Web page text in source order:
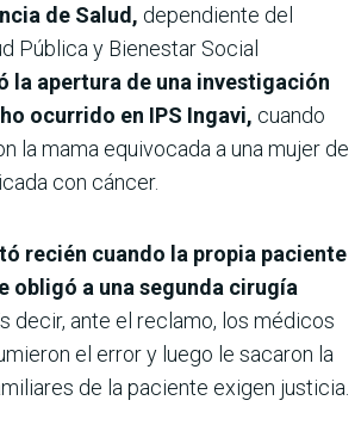
de Salud, dependiente del
Pública y Bienestar Social
la apertura de una investigación
ocurrido en IPS Ingavi, cuando
la mama equivocada a una mujer de
con cáncer.
recién cuando la propia paciente
obligó a una segunda cirugía
decir, ante el reclamo, los médicos
el error y luego le sacaron la
de la paciente exigen justicia.